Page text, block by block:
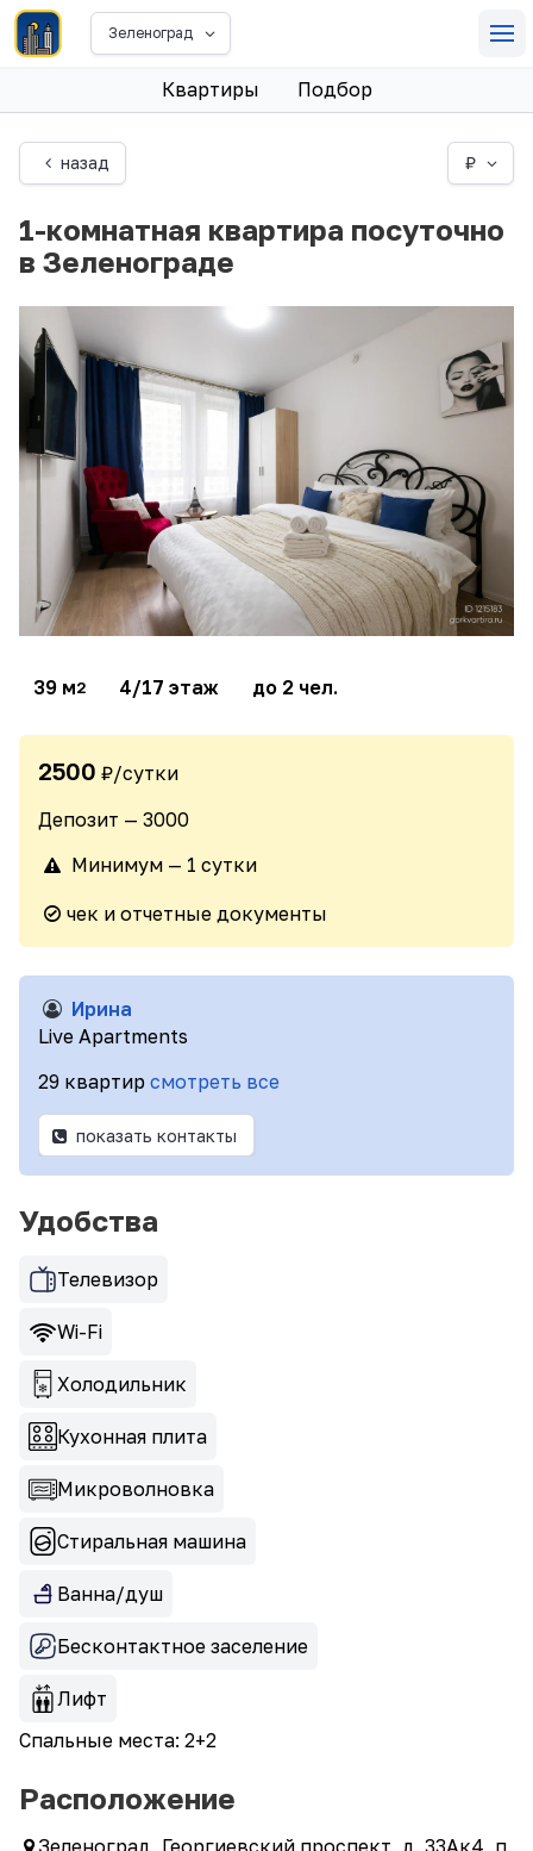
Зеленоград
Квартиры Подбор
назад ₽
1-комнатная квартира посуточно
в Зеленограде
39 м2 4/17 этаж до 2 чел.
2500 ₽/сутки
Депозит — 3000
Минимум — 1 сутки
чек и отчетные документы
Ирина
Live Apartments
29 квартир смотреть все
показать контакты
Удобства
Телевизор
Wi-Fi
Холодильник
Кухонная плита
Микроволновка
Стиральная машина
Ванна/душ
Бесконтактное заселение
Лифт
Спальные места: 2+2
Расположение